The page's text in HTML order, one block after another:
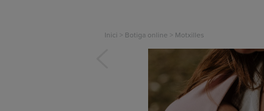
Inici > Botiga online > Motxilles